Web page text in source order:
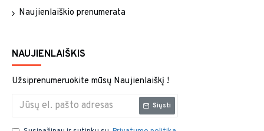
Naujienlaiškio prenumerata
NAUJIENLAIŠKIS
Užsiprenumeruokite mūsų Naujienlaiškį !
Siųsti